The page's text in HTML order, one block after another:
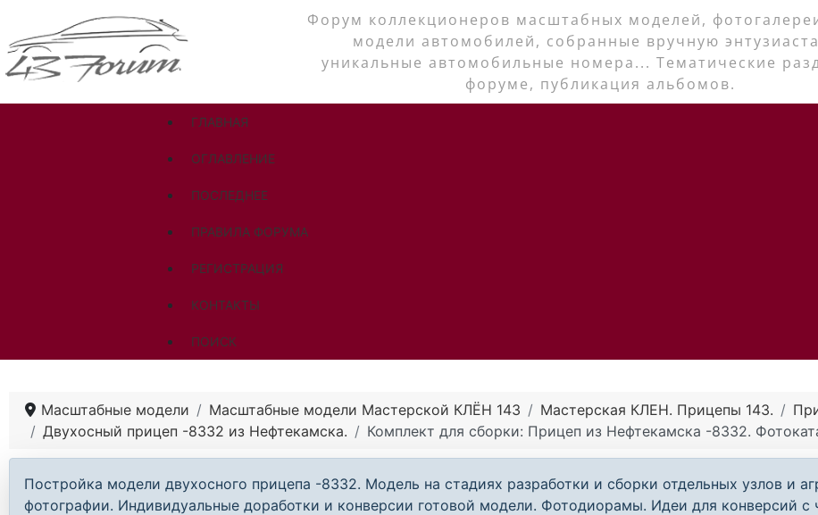
Форум коллекционеров масштабных моделей,
модели автомобилей, собранные вручную
уникальные автомобильные номера... Тематические
форуме, публикация альбомов.
ГЛАВНАЯ
ОГЛАВЛЕНИЕ
ПОСЛЕДНЕЕ
ПРАВИЛА ФОРУМА
РЕГИСТРАЦИЯ
КОНТАКТЫ
ПОИСК
Масштабные модели Масштабные модели Мастерской КЛЁН 143 Мастерская КЛЕН. Прицепы 143.
Двухосный прицеп -8332 из Нефтекамска.
Комплект для сборки: Прицеп из Нефтекамска -8332.
Постройка модели двухосного прицепа -8332. Модель на стадиях разработки и сборки отдельных узлов и
фотографии. Индивидуальные доработки и конверсии готовой модели. Фотодиорамы. Идеи для конверсий с